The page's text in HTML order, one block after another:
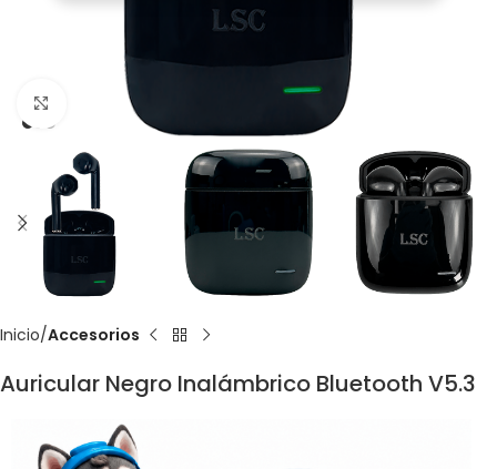
Click to enlarge
Inicio Accesorios
Auricular Negro Inalámbrico Bluetooth V5.3